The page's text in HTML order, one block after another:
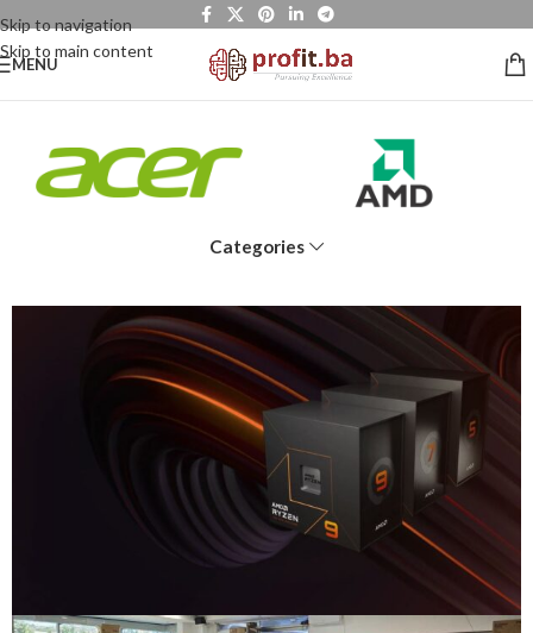
Skip to navigation
Skip to main content
MENU
Categories